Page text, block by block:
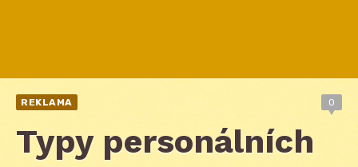
REKLAMA 0
Typy personálních